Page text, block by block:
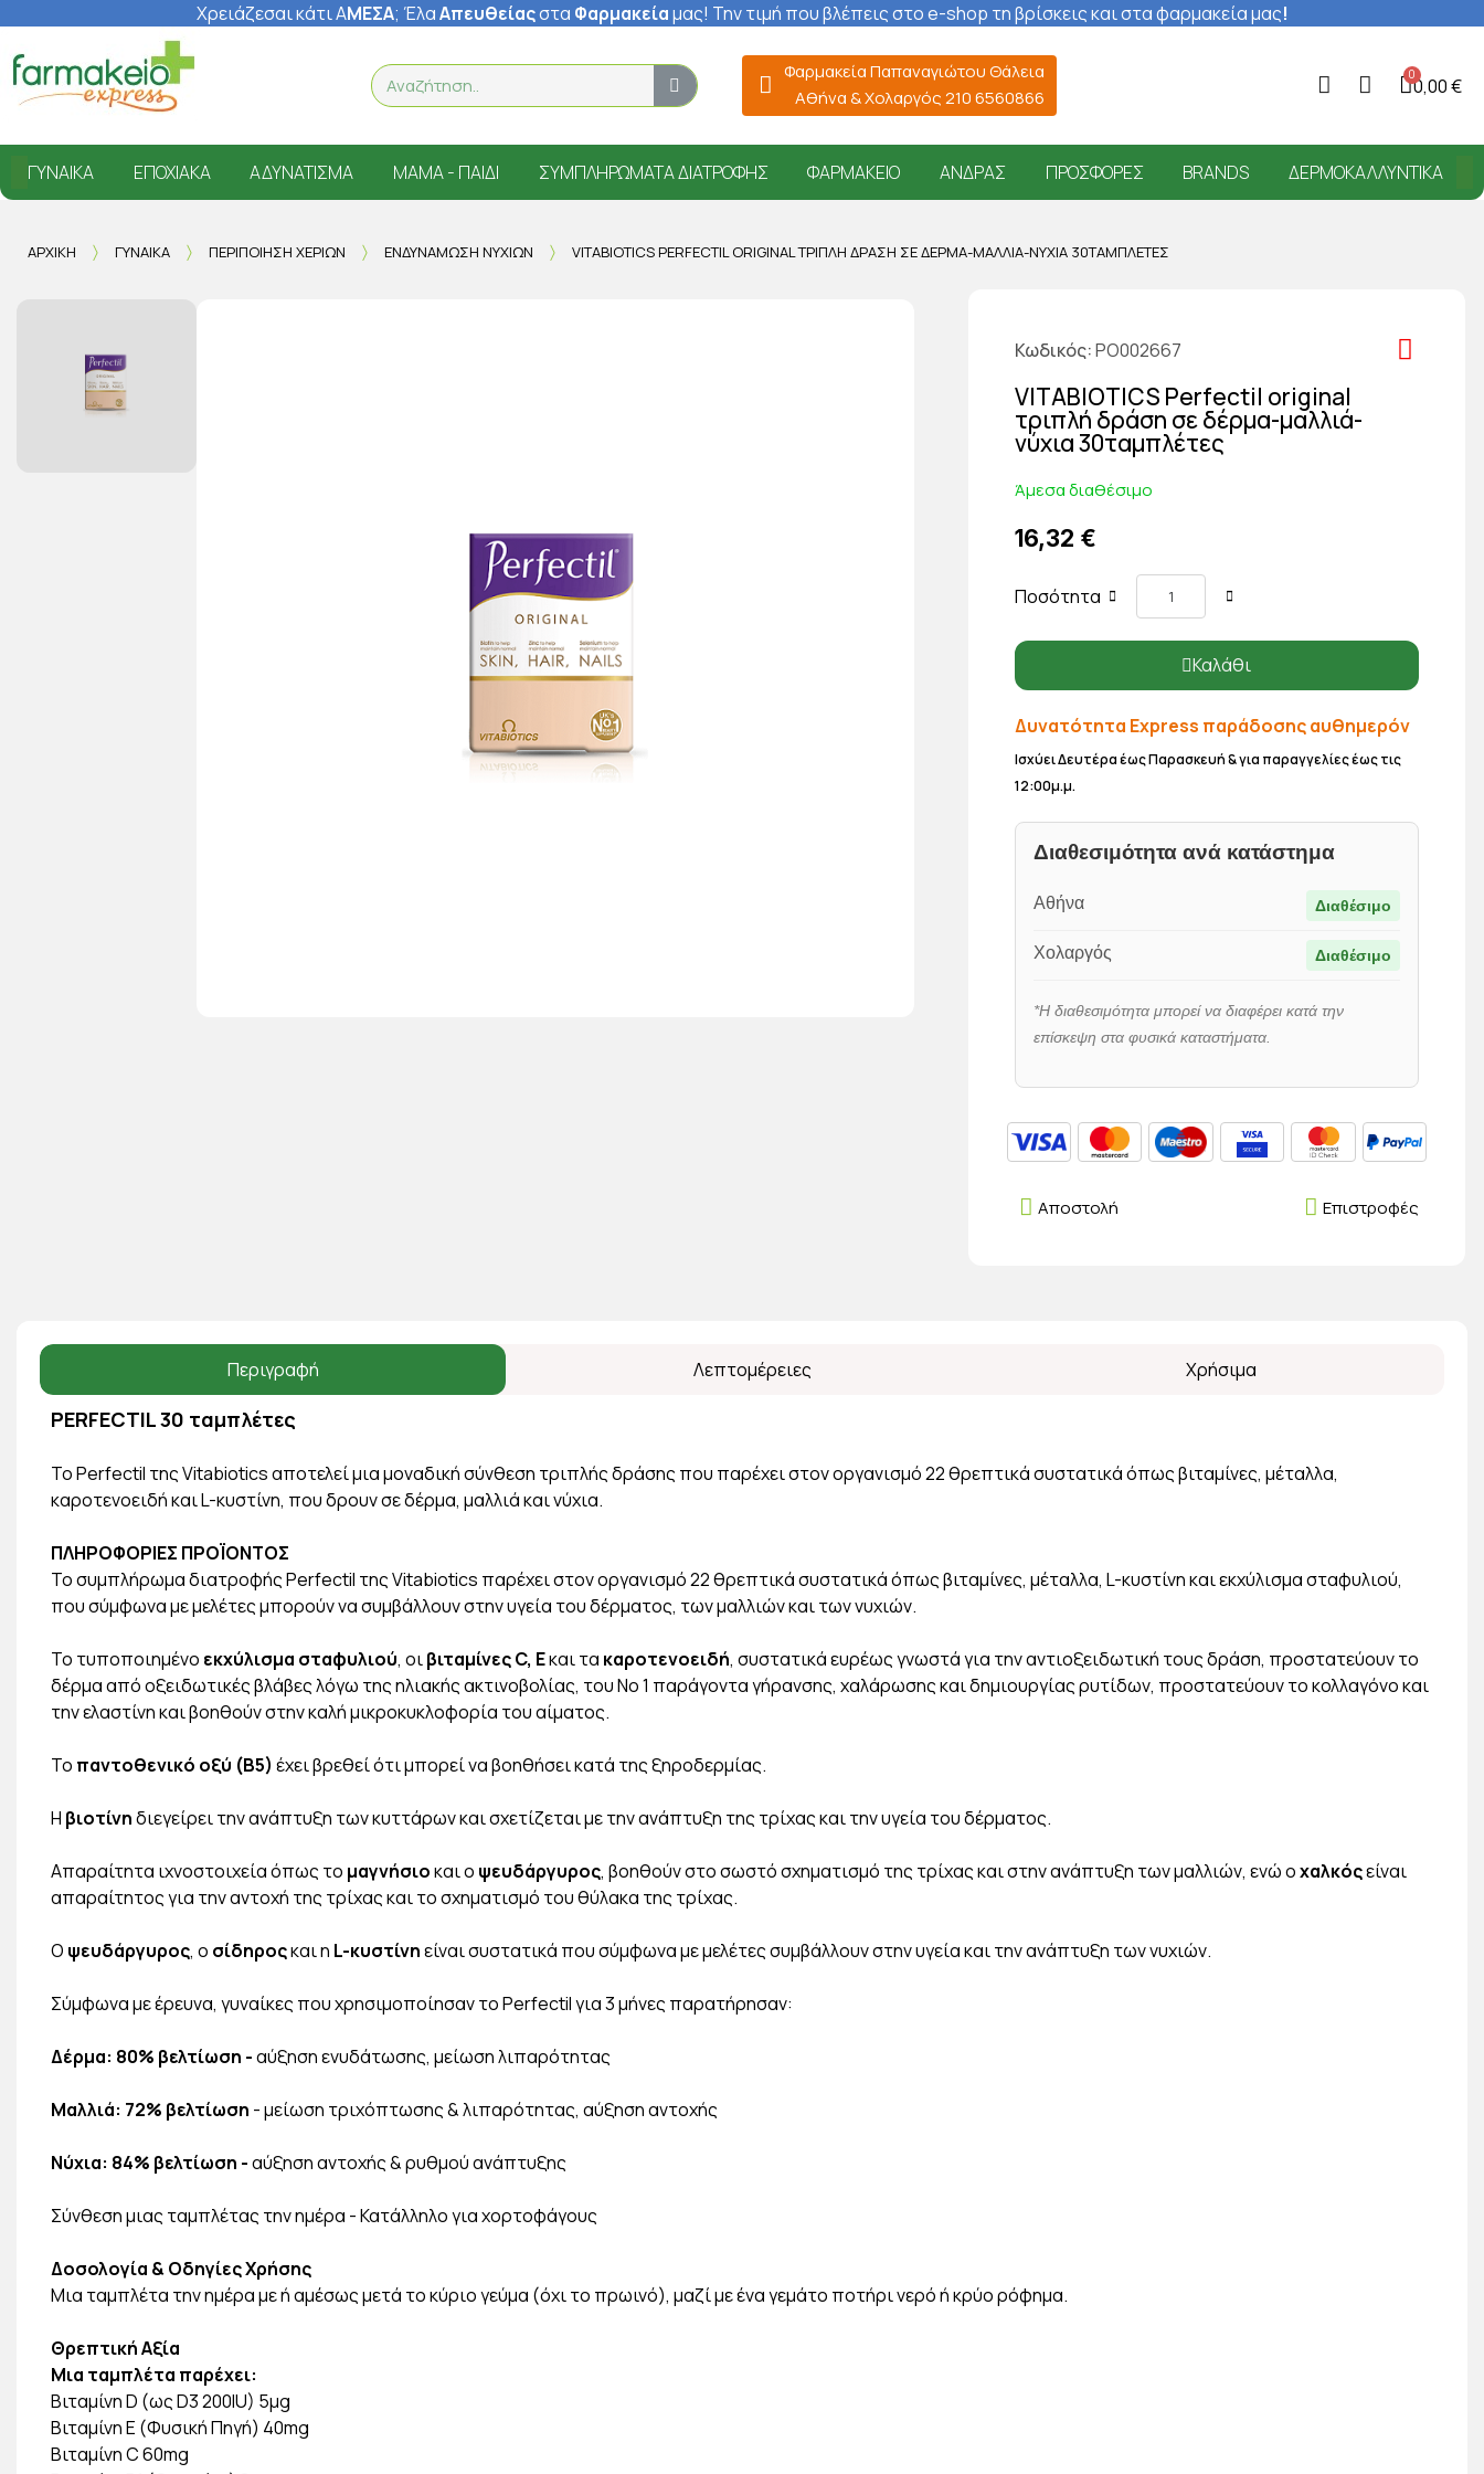
Χρειάζεσαι κάτι ΑΜΕΣΑ; ΈλαΑπευθείαςστα Φαρμακείαμας! Την τιμή που βλέπεις στο e-shop τη βρίσκεις και στα φαρμακεία μας!
Φαρμακεία Παπαναγιώτου Θάλεια
Αθήνα & Χολαργός 210 6560866
0,00 €
ΓΥΝΑΊΚΑ ΕΠΟΧΙΑΚΆ ΑΔΥΝΆΤΙΣΜΑ ΜΑΜΆ - ΠΑΙΔΊ ΣΥΜΠΛΗΡΏΜΑΤΑ ΔΙΑΤΡΟΦΉΣ ΦΑΡΜΑΚΕΊΟ ΆΝΔΡΑΣ ΠΡΟΣΦΟΡΈΣ BRANDS ΔΕΡΜΟΚΑΛΛΥΝΤΙΚΆ
ΑΡΧΙΚΉ ΓΥΝΑΊΚΑ ΠΕΡΙΠΟΊΗΣΗ ΧΕΡΙΏΝ ΕΝΔΥΝΆΜΩΣΗ ΝΥΧΙΏΝ VITABIOTICS PERFECTIL ORIGINAL ΤΡΙΠΛΉ ΔΡΆΣΗ ΣΕ ΔΈΡΜΑ-ΜΑΛΛΙΆ-ΝΎΧΙΑ 30ΤΑΜΠΛΈΤΕΣ
Κωδικός PO002667
VITABIOTICS Perfectil original
τριπλή δράση σε δέρμα-μαλλιά-
νύχια 30ταμπλέτες
Άμεσα διαθέσιμο
16,32 €
Ποσότητα
Καλάθι
Δυνατότητα Express παράδοσης αυθημερόν
Ισχύει Δευτέρα έως Παρασκευή & για παραγγελίες έως τις
12:00μ.μ.
Διαθεσιμότητα ανά κατάστημα
Αθήνα Διαθέσιμο
Χολαργός Διαθέσιμο
*Η διαθεσιμότητα μπορεί να διαφέρει κατά την
επίσκεψη στα φυσικά καταστήματα.
Επιστροφές
Αποστολή
Περιγραφή Λεπτομέρειες Χρήσιμα
PERFECTIL 30 ταμπλέτες
Το Perfectil της Vitabiotics αποτελεί μια μοναδική σύνθεση τριπλής δράσης που παρέχει στον οργανισμό 22 θρεπτικά συστατικά όπως βιταμίνες, μέταλλα,
καροτενοειδή και L-κυστίνη, που δρουν σε δέρμα, μαλλιά και νύχια.
ΠΛΗΡΟΦΟΡΙΕΣ ΠΡΟΪΟΝΤΟΣ
Το συμπλήρωμα διατροφής Perfectil της Vitabiotics παρέχει στον οργανισμό 22 θρεπτικά συστατικά όπως βιταμίνες, μέταλλα, L-κυστίνη και εκχύλισμα σταφυλιού,
που σύμφωνα με μελέτες μπορούν να συμβάλλουν στην υγεία του δέρματος, των μαλλιών και των νυχιών.
Το τυποποιημένο εκχύλισμα σταφυλιού, οιβιταμίνες C, Εκαι τα καροτενοειδή, συστατικά ευρέως γνωστά για την αντιοξειδωτική τους δράση, προστατεύουν το
δέρμα από οξειδωτικές βλάβες λόγω της ηλιακής ακτινοβολίας, του Νο 1 παράγοντα γήρανσης, χαλάρωσης και δημιουργίας ρυτίδων, προστατεύουν το κολλαγόνο και
την ελαστίνη και βοηθούν στην καλή μικροκυκλοφορία του αίματος.
Το παντοθενικό οξύ (Β5) έχει βρεθεί ότι μπορεί να βοηθήσει κατά της ξηροδερμίας.
Η βιοτίνηδιεγείρει την ανάπτυξη των κυττάρων και σχετίζεται με την ανάπτυξη της τρίχας και την υγεία του δέρματος.
Απαραίτητα ιχνοστοιχεία όπως το μαγνήσιοκαι ο ψευδάργυρος, βοηθούν στο σωστό σχηματισμό της τρίχας και στην ανάπτυξη των μαλλιών, ενώ οχαλκόςείναι
απαραίτητος για την αντοχή της τρίχας και το σχηματισμό του θύλακα της τρίχας.
Ο ψευδάργυρος, ο σίδηροςκαι η L-κυστίνηείναι συστατικά που σύμφωνα με μελέτες συμβάλλουν στην υγεία και την ανάπτυξη των νυχιών.
Σύμφωνα με έρευνα, γυναίκες που χρησιμοποίησαν το Perfectil για 3 μήνες παρατήρησαν:
Δέρμα: 80% βελτίωση -αύξηση ενυδάτωσης, μείωση λιπαρότητας
Μαλλιά: 72% βελτίωση - μείωση τριχόπτωσης & λιπαρότητας, αύξηση αντοχής
Νύχια: 84% βελτίωση -αύξηση αντοχής & ρυθμού ανάπτυξης
Σύνθεση μιας ταμπλέτας την ημέρα - Κατάλληλο για χορτοφάγους
Δοσολογία & Οδηγίες Χρήσης
Μια ταμπλέτα την ημέρα με ή αμέσως μετά το κύριο γεύμα (όχι το πρωινό), μαζί με ένα γεμάτο ποτήρι νερό ή κρύο ρόφημα.
Θρεπτική Αξία
Μια ταμπλέτα παρέχει:
Βιταμίνη D (ως D3 200IU) 5μg
Βιταμίνη E (Φυσική Πηγή) 40mg
Βιταμίνη C 60mg